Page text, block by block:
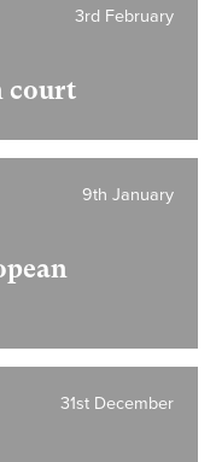
court
3rd February
9th January
31st December